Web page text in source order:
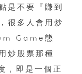
是不要『賺到
很多人會用炒
Game態
炒股票那種
即是一個正